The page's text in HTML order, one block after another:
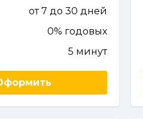
от 7 до 30 дней
0% годовых
5 минут